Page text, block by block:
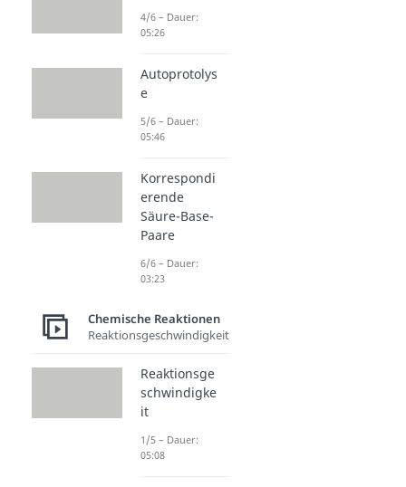
4/6 – Dauer:
05:26
Autoprotolys
e
5/6 – Dauer:
05:46
Korrespondi
erende
Säure-Base-
Paare
6/6 – Dauer:
03:23
Chemische Reaktionen
Reaktionsgeschwindigkeit
Reaktionsge
schwindigke
it
1/5 – Dauer:
05:08